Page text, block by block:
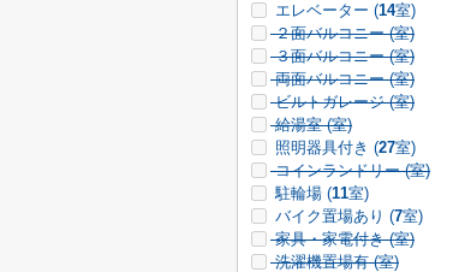
エレベーター (14室)
２面バルコニー (室)
３面バルコニー (室)
両面バルコニー (室)
ビルトガレージ (室)
給湯室 (室)
照明器具付き (27室)
コインランドリー (室)
駐輪場 (11室)
バイク置場あり (7室)
家具・家電付き (室)
洗濯機置場有 (室)